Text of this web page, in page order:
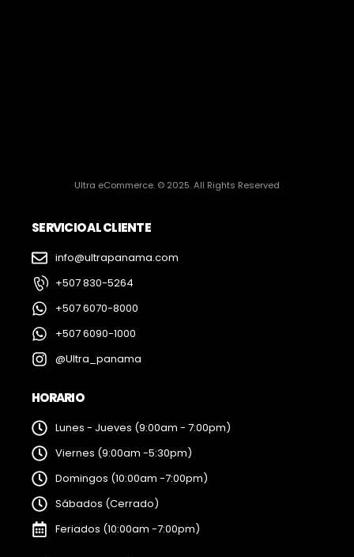
Ultra eCommerce. © 2025. All Rights Reserved
SERVICIO AL CLIENTE
info@ultrapanama.com
+507 830-5264
+507 6070-8000
+507 6090-1000
@Ultra_panama
HORARIO
Lunes - Jueves (9:00am - 7:00pm)
Viernes (9:00am -5:30pm)
Domingos (10:00am -7:00pm)
Sábados (Cerrado)
Feriados (10:00am -7:00pm)